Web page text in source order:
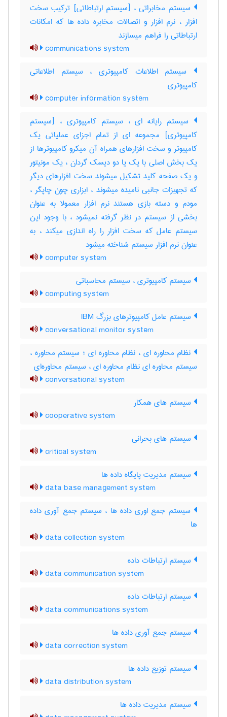
سیستم مخابراتی ، [سیستم ارتباطاتی] ترکیب سخت
افزار ، نرم افزار و اتصالات مخابره داده ها که امکانات
ارتباطاتی را فراهم میسازند
communications system
سیستم اطلاعات کامپیوتری ، سیستم اطلاعاتی
کامپیوتری
computer information system
سیستم رایانه ای ، سیستم کامپیوتری ، [سیستم
کامپیوتری] مجموعه ای از تمام اجزای عملیاتی یک
کامپیوتر و سخت افزارهای همراه آن میکرو کامپیوترها از
یک بخش اصلی با یک یا دو دیسک گردان ، یک مونیتور
و یک صفحه کلید تشکیل میشوند سخت افزارهای دیگر
که تجهیزات جانبی نامیده میشوند ، ابزاری چون چاپگر ،
مودم و دسته بازی هستند نرم افزار معمولا به عنوان
بخشی از سیستم در نظر گرفته نمیشود ، با وجود این
سیستم عامل که سخت افزار را راه اندازی میکند ، به
عنوان نرم افزار سیستم شناخته میشود
computer system
سیستم کامپیوتری ، سیستم محاسباتی
computing system
سیستم عامل کامپیوترهای بزرگ IBM
conversational monitor system
نظام محاوره ای ، نظام محاوره ای ؛ سیستم محاوره ،
سیستم محاوره ای نظام محاوره ای ، سیستم محاوره‌ای
conversational system
سیستم های همکار
cooperative system
سیستم های بحرانی
critical system
سیستم مدیریت پایگاه داده ها
data base management system
سیستم جمع اوری داده ها ، سیستم جمع آوری داده
ها
data collection system
سیستم ارتباطات داده
data communication system
سیستم ارتباطات داده
data communications system
سیستم جمع آوری داده ها
data correction system
سیستم توزیع داده ها
data distribution system
سیستم مدیریت داده ها